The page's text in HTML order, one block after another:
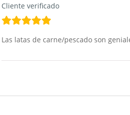
Cliente verificado
Las latas de carne/pescado son